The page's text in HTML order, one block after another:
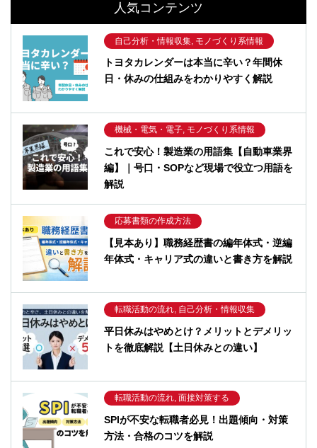
人気コンテンツ
自己分析・情報収集, モノづくり系情報
トヨタカレンダーは本当に辛い？年間休
日・休みの仕組みをわかりやすく解説
機械・電気・電子, モノづくり系情報
これで安心！製造業の用語集【自動車業界
編】｜号口・SOPなど現場で役立つ用語を
解説
応募書類の作成方法
【見本あり】職務経歴書の編年体式・逆編
年体式・キャリア式の違いと書き方を解説
転職活動の流れ, 自己分析・情報収集
平日休みはやめとけ？メリットとデメリッ
トを徹底解説【土日休みとの違い】
転職活動の流れ, 面接対策する
SPIが不安な転職者必見！出題傾向・対策
方法・合格のコツを解説